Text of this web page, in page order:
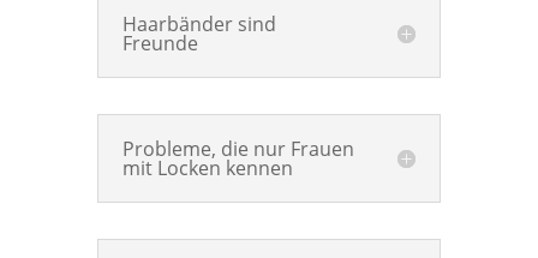
Haarbänder sind
Freunde
Probleme, die nur Frauen
mit Locken kennen